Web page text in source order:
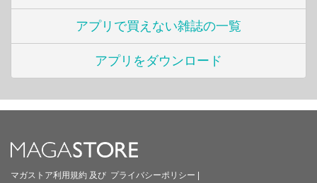
アプリで買えない雑誌の一覧
アプリをダウンロード
マガストア利用規約 及び プライバシーポリシー |